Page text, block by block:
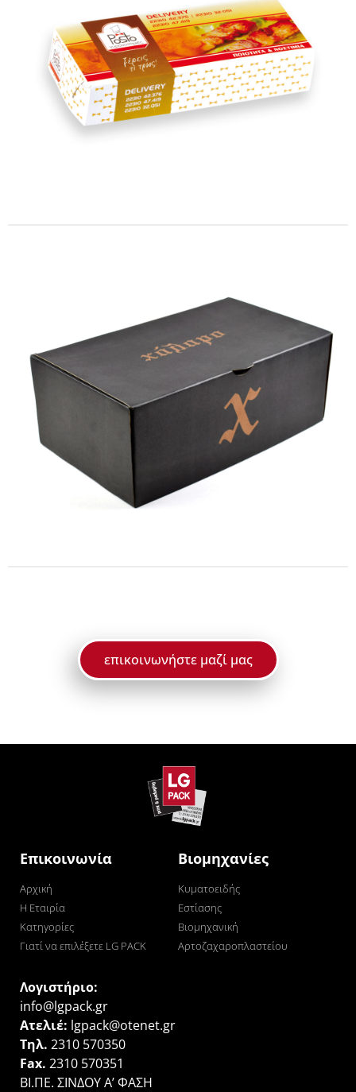
επικοινωνήστε μαζί μας
Επικοινωνία
Αρχική
Η Εταιρία
Κατηγορίες
Γιατί να επιλέξετε LG PACK
Βιομηχανίες
Κυματοειδής
Εστίασης
Βιομηχανική
Αρτοζαχαροπλαστείου
Λογιστήριο:
info@lgpack.gr
Ατελιέ: lgpack@otenet.gr
Τηλ. 2310 570350
Fax. 2310 570351
ΒΙ.ΠΕ. ΣΙΝΔΟΥ Α’ ΦΑΣΗ